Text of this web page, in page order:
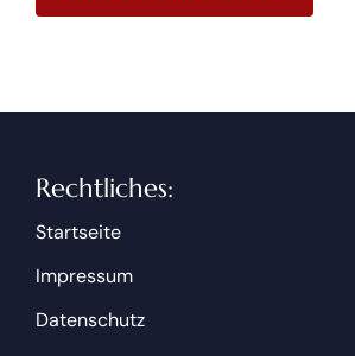
Rechtliches:
Startseite
Impressum
Datenschutz